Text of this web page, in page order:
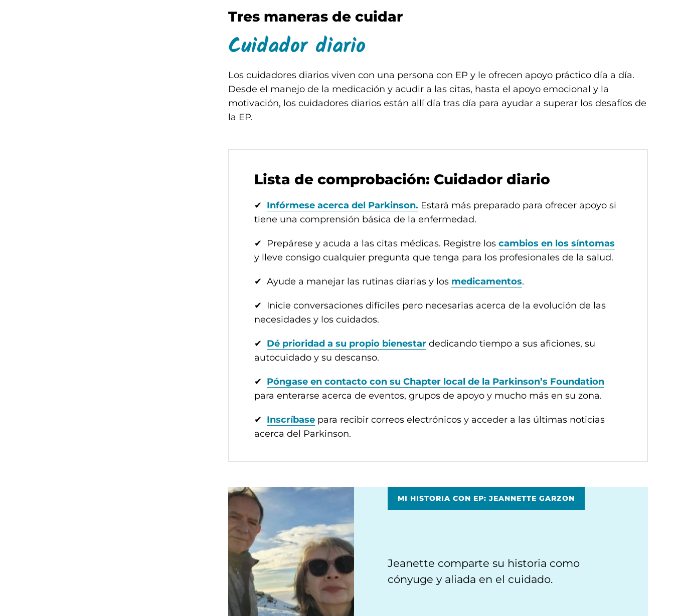
Tres maneras de cuidar
Cuidador diario
Los cuidadores diarios viven con una persona con EP y le ofrecen apoyo práctico día a día.
Desde el manejo de la medicación y acudir a las citas, hasta el apoyo emocional y la
motivación, los cuidadores diarios están allí día tras día para ayudar a superar los desafíos de
la EP.
Lista de comprobación: Cuidador diario
✔ Infórmese acerca del Parkinson. Estará más preparado para ofrecer apoyo si
tiene una comprensión básica de la enfermedad.
✔ Prepárese y acuda a las citas médicas. Registre loscambios en los síntomas
y lleve consigo cualquier pregunta que tenga para los profesionales de la salud.
✔ Ayude a manejar las rutinas diarias y los medicamentos.
✔ Inicie conversaciones difíciles pero necesarias acerca de la evolución de las
necesidades y los cuidados.
✔ Dé prioridad a su propio bienestar dedicando tiempo a sus aficiones, su
autocuidado y su descanso.
✔ Póngase en contacto con su Chapter local de la Parkinson’s Foundation
para enterarse acerca de eventos, grupos de apoyo y mucho más en su zona.
✔ Inscríbase para recibir correos electrónicos y acceder a las últimas noticias
acerca del Parkinson.
MI HISTORIA CON EP: JEANNETTE GARZON
Jeanette comparte su historia como
cónyuge y aliada en el cuidado.